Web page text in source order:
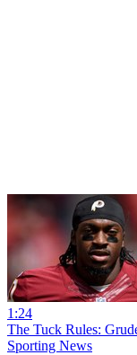
1:24
The Tuck Rules:
Sporting News